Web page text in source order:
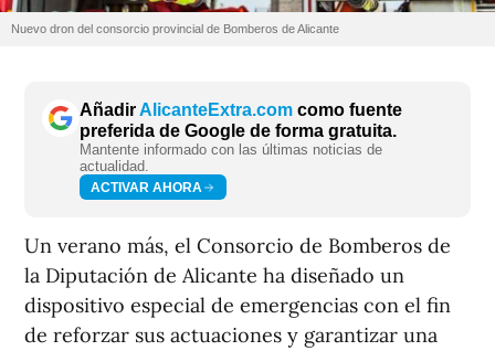
Nuevo dron del consorcio provincial de Bomberos de Alicante
AñadirAlicanteExtra.com como fuente
preferida de Google de forma gratuita.
Mantente informado con las últimas noticias de
actualidad.
ACTIVAR AHORA
Un verano más, el Consorcio de Bomberos de
la Diputación de Alicante ha diseñado un
dispositivo especial de emergencias con el fin
de reforzar sus actuaciones y garantizar una